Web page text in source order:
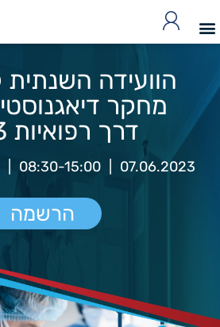
הוועידה
מחקר
דרך רפואיות 2023
07.06.2023
08:30-15:00
הרשמה